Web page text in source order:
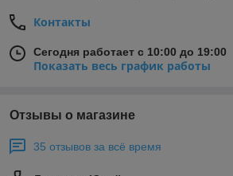
Контакты
Сегодня работает с 10:00 до 19:00
Показать весь график работы
Отзывы о магазине
35 отзывов за всё время